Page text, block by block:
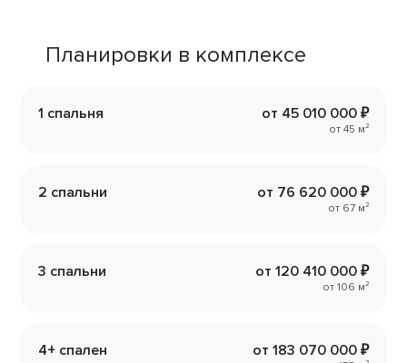
Планировки в комплексе
1 спальня от 45 010 000 ₽
от 45 м²
2 спальни от 76 620 000 ₽
от 67 м²
3 спальни от 120 410 000 ₽
от 106 м²
4+ спален от 183 070 000 ₽